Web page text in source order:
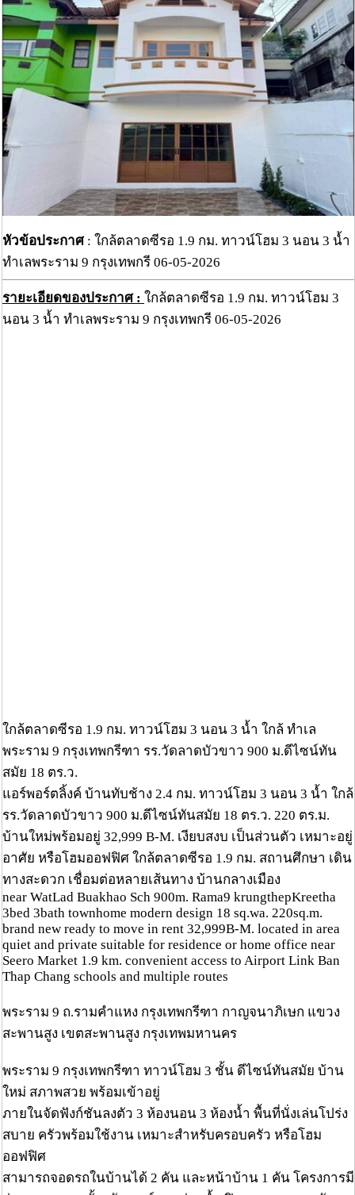
หัวข้อประกาศ: ใกล้ตลาดซีรอ 1.9 กม. ทาวน์โฮม 3 นอน 3 น้ำ
ทำเลพระราม 9 กรุงเทพกรี 06-05-2026
รายะเอียดของประกาศ : ใกล้ตลาดซีรอ 1.9 กม. ทาวน์โฮม 3
นอน 3 น้ำ ทำเลพระราม 9 กรุงเทพกรี 06-05-2026
ใกล้ตลาดซีรอ 1.9 กม. ทาวน์โฮม 3 นอน 3 น้ำ ใกล้ ทำเล
พระราม 9 กรุงเทพกรีฑา รร.วัดลาดบัวขาว 900 ม.ดีไซน์ทัน
สมัย 18 ตร.ว.
แอร์พอร์ตลิ้งค์ บ้านทับช้าง 2.4 กม. ทาวน์โฮม 3 นอน 3 น้ำ ใกล้
รร.วัดลาดบัวขาว 900 ม.ดีไซน์ทันสมัย 18 ตร.ว. 220 ตร.ม.
บ้านใหม่พร้อมอยู่ 32,999 B-M. เงียบสงบ เป็นส่วนตัว เหมาะอยู่
อาศัย หรือโฮมออฟฟิศ ใกล้ตลาดซีรอ 1.9 กม. สถานศึกษา เดิน
ทางสะดวก เชื่อมต่อหลายเส้นทาง บ้านกลางเมือง
near WatLad Buakhao Sch 900m. Rama9 krungthepKreetha
3bed 3bath townhome modern design 18 sq.wa. 220sq.m.
brand new ready to move in rent 32,999B-M. located in area
quiet and private suitable for residence or home office near
Seero Market 1.9 km. convenient access to Airport Link Ban
Thap Chang schools and multiple routes
พระราม 9 ถ.รามคำแหง กรุงเทพกรีฑา กาญจนาภิเษก แขวง
สะพานสูง เขตสะพานสูง กรุงเทพมหานคร
พระราม 9 กรุงเทพกรีฑา ทาวน์โฮม 3 ชั้น ดีไซน์ทันสมัย บ้าน
ใหม่ สภาพสวย พร้อมเข้าอยู่
ภายในจัดฟังก์ชันลงตัว 3 ห้องนอน 3 ห้องน้ำ พื้นที่นั่งเล่นโปร่ง
สบาย ครัวพร้อมใช้งาน เหมาะสำหรับครอบครัว หรือโฮม
ออฟฟิศ
สามารถจอดรถในบ้านได้ 2 คัน และหน้าบ้าน 1 คัน โครงการมี